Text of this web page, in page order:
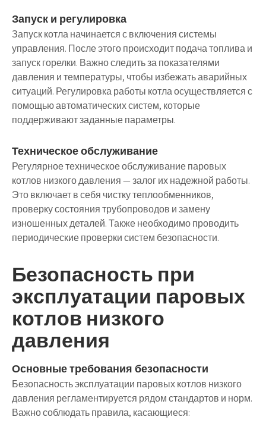
Запуск и регулировка
Запуск котла начинается с включения системы
управления. После этого происходит подача топлива и
запуск горелки. Важно следить за показателями
давления и температуры, чтобы избежать аварийных
ситуаций. Регулировка работы котла осуществляется с
помощью автоматических систем, которые
поддерживают заданные параметры.
Техническое обслуживание
Регулярное техническое обслуживание паровых
котлов низкого давления — залог их надежной работы.
Это включает в себя чистку теплообменников,
проверку состояния трубопроводов и замену
изношенных деталей. Также необходимо проводить
периодические проверки систем безопасности.
Безопасность при
эксплуатации паровых
котлов низкого
давления
Основные требования безопасности
Безопасность эксплуатации паровых котлов низкого
давления регламентируется рядом стандартов и норм.
Важно соблюдать правила, касающиеся: